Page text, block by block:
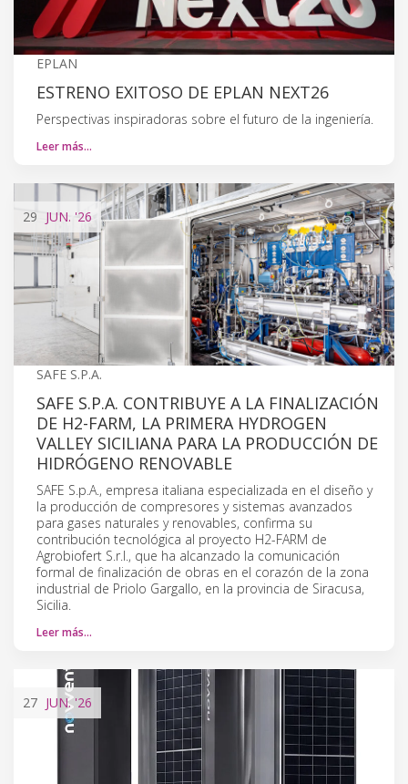
EPLAN
ESTRENO EXITOSO DE EPLAN NEXT26
Perspectivas inspiradoras sobre el futuro de la ingeniería.
Leer más…
29 JUN. '26
SAFE S.P.A.
SAFE S.P.A. CONTRIBUYE A LA FINALIZACIÓN
DE H2-FARM, LA PRIMERA HYDROGEN
VALLEY SICILIANA PARA LA PRODUCCIÓN DE
HIDRÓGENO RENOVABLE
SAFE S.p.A., empresa italiana especializada en el diseño y
la producción de compresores y sistemas avanzados
para gases naturales y renovables, confirma su
contribución tecnológica al proyecto H2-FARM de
Agrobiofert S.r.l., que ha alcanzado la comunicación
formal de finalización de obras en el corazón de la zona
industrial de Priolo Gargallo, en la provincia de Siracusa,
Sicilia.
Leer más…
27 JUN.'26